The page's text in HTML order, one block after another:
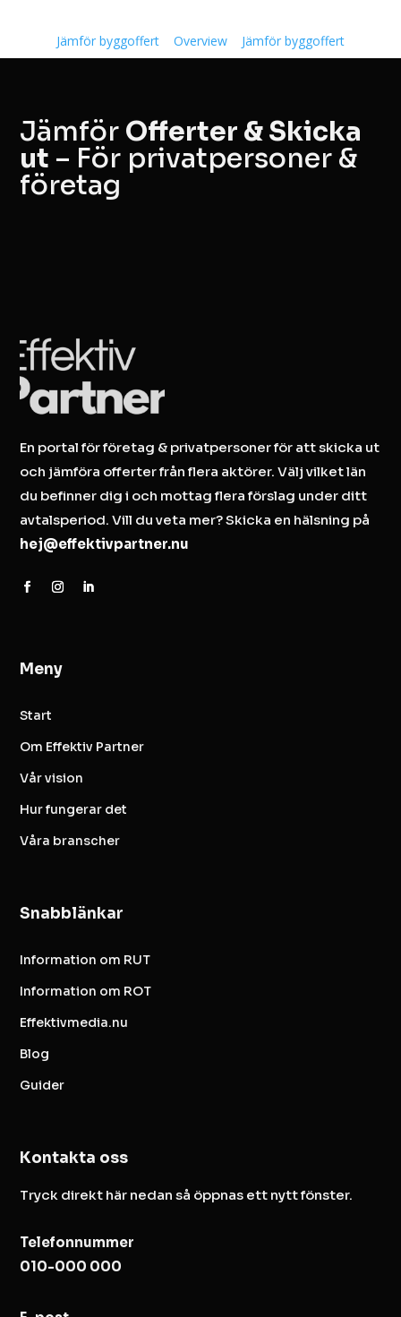
Jämför byggoffert Overview Jämför byggoffert
Jämför Offerter & Skicka
ut – För privatpersoner &
företag
En portal för företag & privatpersoner för att skicka ut
och jämföra offerter från flera aktörer. Välj vilket län
du befinner dig i och mottag flera förslag under ditt
avtalsperiod. Vill du veta mer? Skicka en hälsning på
hej@effektivpartner.nu
Meny
Start
Om Effektiv Partner
Vår vision
Hur fungerar det
Våra branscher
Snabblänkar
Information om RUT
Information om ROT
Effektivmedia.nu
Blog
Guider
Kontakta oss
Tryck direkt här nedan så öppnas ett nytt fönster.
Telefonnummer
010-000 000